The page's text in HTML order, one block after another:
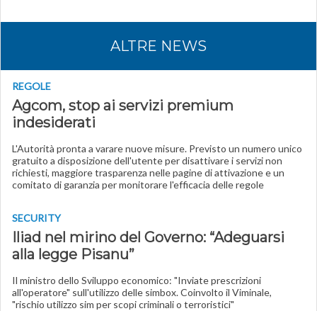
ALTRE NEWS
REGOLE
Agcom, stop ai servizi premium
indesiderati
L'Autorità pronta a varare nuove misure. Previsto un numero unico
gratuito a disposizione dell'utente per disattivare i servizi non
richiesti, maggiore trasparenza nelle pagine di attivazione e un
comitato di garanzia per monitorare l'efficacia delle regole
SECURITY
Iliad nel mirino del Governo: “Adeguarsi
alla legge Pisanu”
Il ministro dello Sviluppo economico: "Inviate prescrizioni
all'operatore" sull'utilizzo delle simbox. Coinvolto il Viminale,
"rischio utilizzo sim per scopi criminali o terroristici"